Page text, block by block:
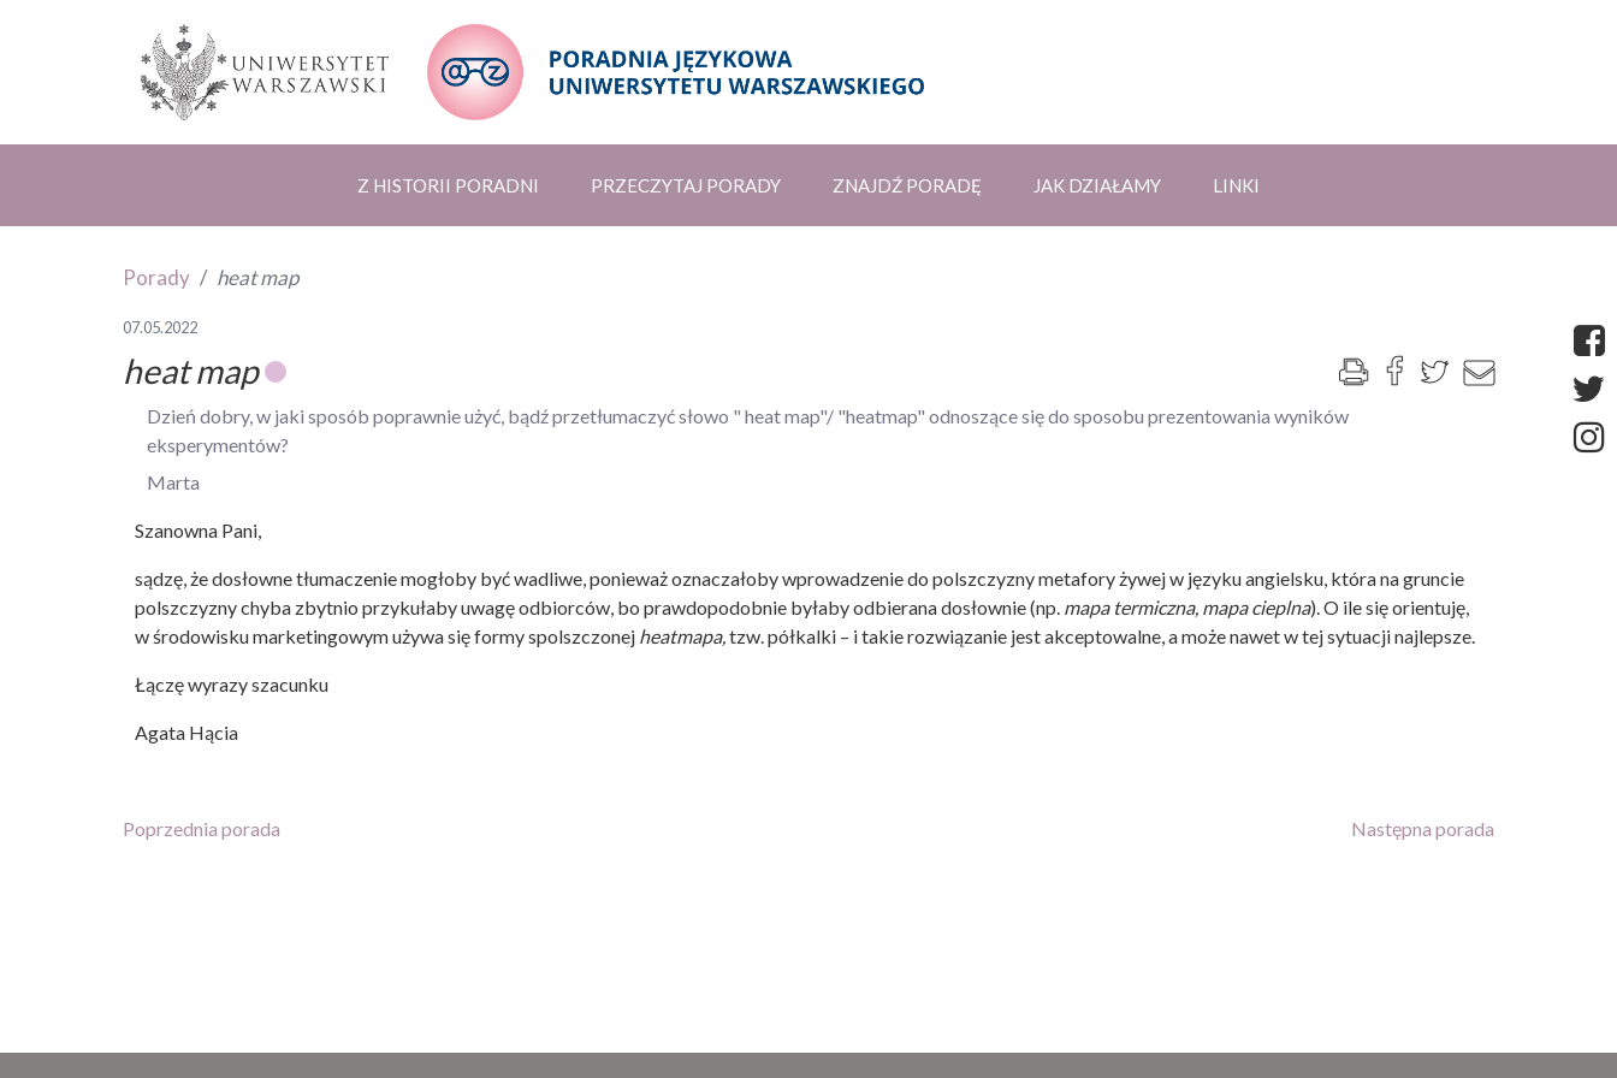
Z HISTORII PORADNI PRZECZYTAJ PORADY ZNAJDŹ PORADĘ JAK DZIAŁAMY LINKI
Porady heat map
07.05.2022
heat map
Dzień dobry, w jaki sposób poprawnie użyć, bądź przetłumaczyć słowo " heat map"/ "heatmap" odnoszące się do sposobu prezentowania wyników
eksperymentów?
Marta
Szanowna Pani,
sądzę, że dosłowne tłumaczenie mogłoby być wadliwe, ponieważ oznaczałoby wprowadzenie do polszczyzny metafory żywej w języku angielsku, która na gruncie
polszczyzny chyba zbytnio przykułaby uwagę odbiorców, bo prawdopodobnie byłaby odbierana dosłownie (np. mapa termiczna, mapa cieplna). O ile się orientuję,
w środowisku marketingowym używa się formy spolszczonej heatmapa,tzw. półkalki – i takie rozwiązanie jest akceptowalne, a może nawet w tej sytuacji najlepsze.
Łączę wyrazy szacunku
Agata Hącia
Poprzednia porada Następna porada